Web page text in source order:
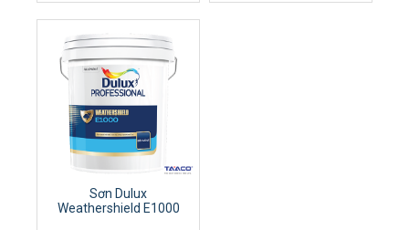
Sơn Dulux
Weathershield E1000